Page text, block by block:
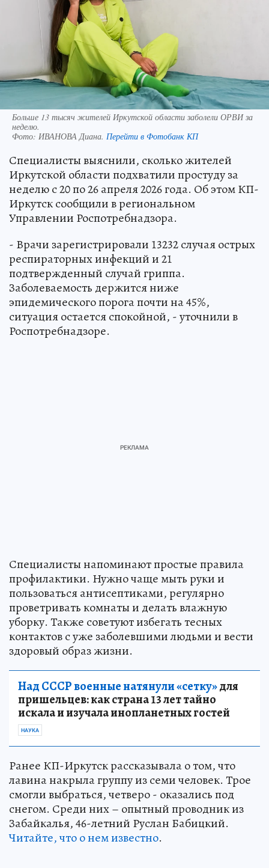
Больше 13 тысяч жителей Иркутской области заболели ОРВИ за
неделю.
Фото: ИВАНОВА Диана. Перейти в Фотобанк КП
Специалисты выяснили, сколько жителей
Иркутской области подхватили простуду за
неделю с 20 по 26 апреля 2026 года. Об этом КП-
Иркутск сообщили в региональном
Управлении Роспотребнадзора.
- Врачи зарегистрировали 13232 случая острых
респираторных инфекций и 21
подтвержденный случай гриппа.
Заболеваемость держится ниже
эпидемического порога почти на 45%,
ситуация остается спокойной, - уточнили в
Роспотребнадзоре.
Специалисты напоминают простые правила
профилактики. Нужно чаще мыть руки и
пользоваться антисептиками, регулярно
проветривать комнаты и делать влажную
уборку. Также советуют избегать тесных
контактов с уже заболевшими людьми и вести
здоровый образ жизни.
Над СССР военные натянули «сетку»для
пришельцев: как страна 13 лет тайно
искала и изучала инопланетных гостей
НАУКА
Ранее КП-Иркутск рассказывала о том, что
лавина накрыла группу из семи человек. Трое
смогли выбраться, четверо - оказались под
снегом. Среди них – опытный проводник из
Забайкалья, 46-летний Руслан Бабицкий.
Читайте, что о нем известно.